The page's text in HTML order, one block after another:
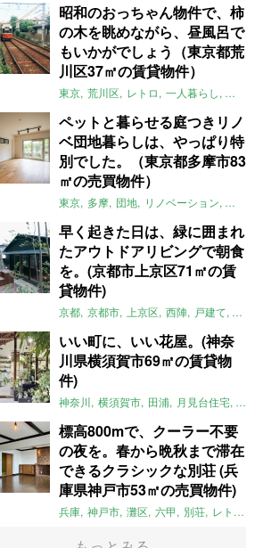
昭和のおっちゃん物件で、柿
の木を眺めながら、昼風呂で
もいかがでしょう（東京都荒
川区37㎡の賃貸物件）
東京 荒川区 レトロ 一人暮らし タイル
ペットと暮らせる庭つきリノ
ベ団地暮らしは、やっぱり特
別でした。（東京都多摩市83
㎡の売買物件）
東京 多摩 団地 リノベーション 庭
早く起きた日は、緑に囲まれ
たアウトドアリビングで朝食
を。(京都市上京区71㎡の賃
貸物件)
京都 京都市 上京区 西陣 戸建て 平屋
いい町に、いい花屋。(神奈
川県横須賀市69㎡の賃貸物
件)
神奈川 横須賀市 田浦 月見台住宅 一軒家
標高800mで、クーラー不要
の夜を。春から晩秋まで滞在
できるクラシックな別荘 (兵
庫県神戸市53㎡の売買物件)
兵庫 神戸市 灘区 六甲 別荘 レトロ